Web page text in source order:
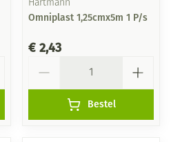
Hartmann
Omniplast 1,25cmx5m 1 P/s
€ 2,43
Bestel